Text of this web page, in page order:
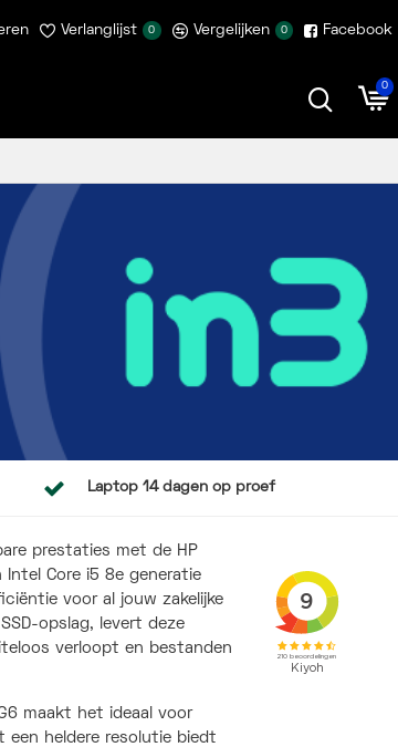
Verlanglijst 0 Vergelijken 0 Facebook
0
Laptop 14 dagen op proef
prestaties met de HP
Core i5 8e generatie
voor al jouw zakelijke
opslag, levert deze
verloopt en bestanden
maakt het ideaal voor
een heldere resolutie biedt